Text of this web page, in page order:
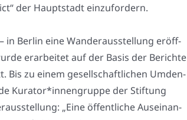
der Haupt­stadt ein­zu­for­dern.
in Ber­lin eine Wan­der­aus­stel­lung eröff­
erar­bei­tet auf der Basis der Berich­te
Bis zu einem gesell­schaft­li­chen Umden­
Kurator*innengruppe der Stif­tung
„Eine öffent­li­che Aus­ein­an­